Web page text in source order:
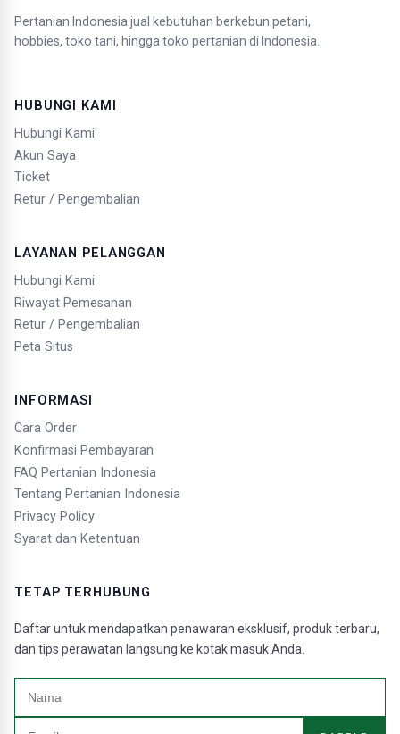
Pertanian Indonesia jual kebutuhan berkebun petani,
hobbies, toko tani, hingga toko pertanian di Indonesia.
HUBUNGI KAMI
Hubungi Kami
Akun Saya
Ticket
Retur / Pengembalian
LAYANAN PELANGGAN
Hubungi Kami
Riwayat Pemesanan
Retur / Pengembalian
Peta Situs
INFORMASI
Cara Order
Konfirmasi Pembayaran
FAQ Pertanian Indonesia
Tentang Pertanian Indonesia
Privacy Policy
Syarat dan Ketentuan
TETAP TERHUBUNG
Daftar untuk mendapatkan penawaran eksklusif, produk terbaru,
dan tips perawatan langsung ke kotak masuk Anda.